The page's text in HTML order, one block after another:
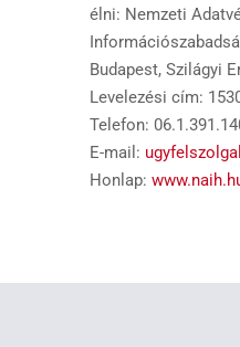
élni: Nemzeti
Budapest, Szilágyi
Levelezési cím:
Telefon:
E-mail:
Honlap: